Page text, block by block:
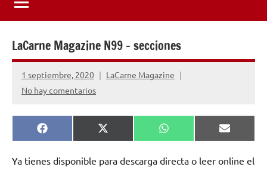
LaCarne Magazine N99 – secciones
1 septiembre, 2020
LaCarne Magazine
No hay comentarios
Compartir
en
Facebook
Compartir
en
X
(Twitter)
Compartir
en
WhatsApp
en
Email
Ya tienes disponible para descarga directa o leer online el